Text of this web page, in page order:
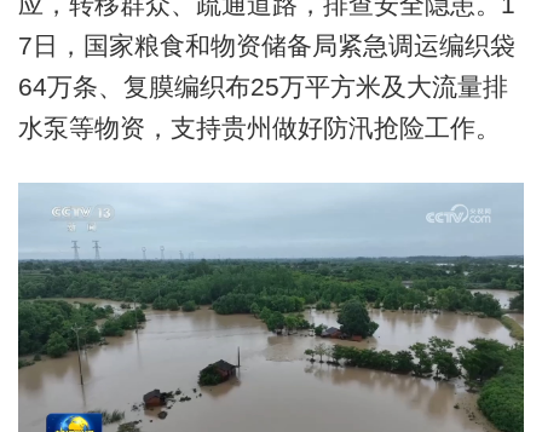
7日，国家粮食和物资储备局紧急调运编织袋
64万条、复膜编织布25万平方米及大流量排
水泵等物资，支持贵州做好防汛抢险工作。